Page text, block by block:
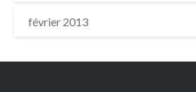
février 2013